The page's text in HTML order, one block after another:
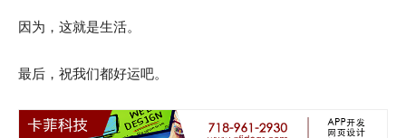
因为，这就是生活。
最后，祝我们都好运吧。